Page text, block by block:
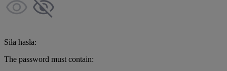
Siła hasła:
The password must contain: